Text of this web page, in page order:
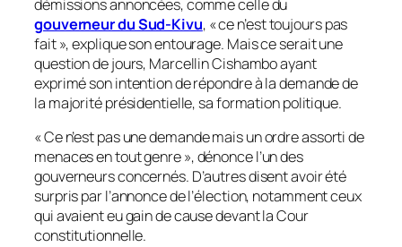
démissions annoncées, comme celle du
gouverneur du Sud-Kivu, «ce n’est toujours pas
fait», explique son entourage. Mais ce serait une
question de jours, Marcellin Cishambo ayant
exprimé son intention de répondre à la demande de
la majorité présidentielle, sa formation politique.
«Ce n’est pas une demande mais un ordre assorti de
menaces en tout genre», dénonce l’un des
gouverneurs concernés. D’autres disent avoir été
surpris par l’annonce de l’élection, notamment ceux
qui avaient eu gain de cause devant la Cour
constitutionnelle.